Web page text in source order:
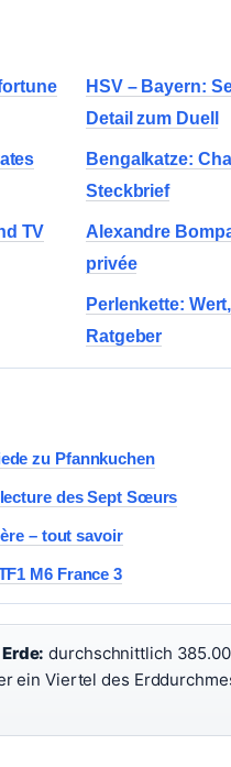
HSV – Bayern:
Detail zum Duell
Bengalkatze:
Steckbrief
TV
Alexandre
privée
Perlenkette:
Ratgeber
zu Pfannkuchen
des Sept Sœurs
– tout savoir
M6 France 3
durchschnittlich
ein Viertel des